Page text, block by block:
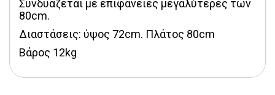
Συνδυάζεται με επιφάνειες μεγαλύτερες των
80cm.
Διαστάσεις: ύψος 72cm. Πλάτος 80cm
Βάρος 12kg